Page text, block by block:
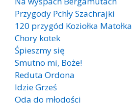
Przygody Pchły Szachrajki
120 przygód Koziołka Matołka
Chory kotek
Śpieszmy się
Smutno mi, Boże!
Reduta Ordona
Idzie Grześ
Oda do młodości